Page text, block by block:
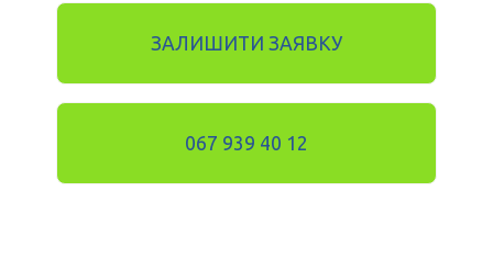
ЗАЛИШИТИ ЗАЯВКУ
067 939 40 12